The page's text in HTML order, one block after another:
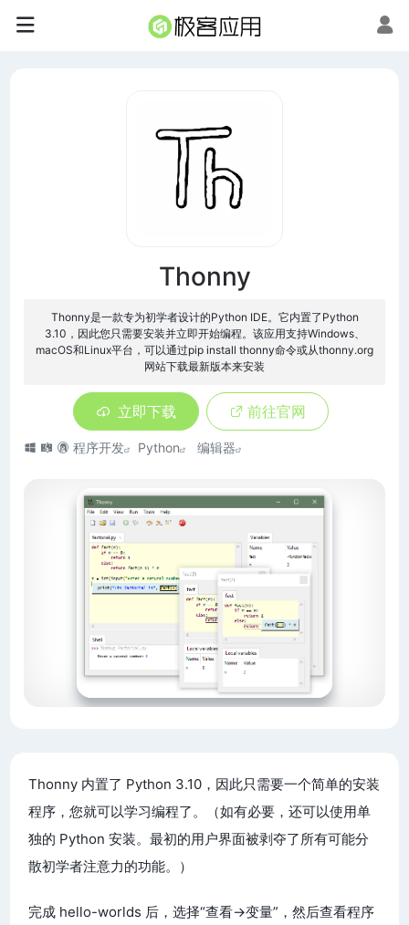
Thonny
Thonny是一款专为初学者设计的Python IDE。它内置了Python
3.10，因此您只需要安装并立即开始编程。该应用支持Windows、
macOS和Linux平台，可以通过pip install thonny命令或从thonny.org
网站下载最新版本来安装
立即下载 前往官网
程序开发 Python 编辑器
Thonny 内置了 Python 3.10，因此只需要一个简单的安装
程序，您就可以学习编程了。（如有必要，还可以使用单
独的 Python 安装。最初的用户界面被剥夺了所有可能分
散初学者注意力的功能。）
完成 hello-worlds 后，选择“查看→变量”，然后查看程序